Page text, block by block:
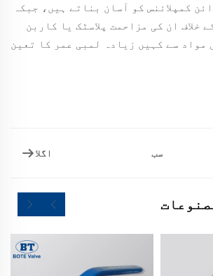
کمپلائنس کو آسان بناتے ہیں، جبکہ
خلاف ان کی مزاحمت پلاسٹک یا کاربن
مواد سے کہیں زیادہ لمبی عمر کا تعین
سب اگلا